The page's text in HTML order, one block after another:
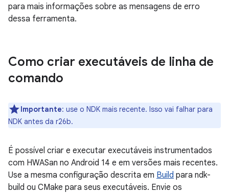
para mais informações sobre as mensagens de erro
dessa ferramenta.
Como criar executáveis de linha de
comando
Importante: use o NDK mais recente. Isso vai falhar para
NDK antes da r26b.
É possível criar e executar executáveis instrumentados
com HWASan no Android 14 e em versões mais recentes.
Use a mesma configuração descrita em Build para ndk-
build ou CMake para seus executáveis. Envie os